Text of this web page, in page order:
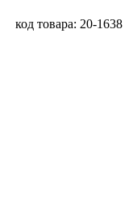
код товара: 20-1638